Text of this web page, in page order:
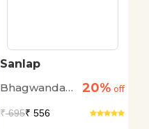
Sanlap
Bhagwandas
20% off
₹695₹ 556